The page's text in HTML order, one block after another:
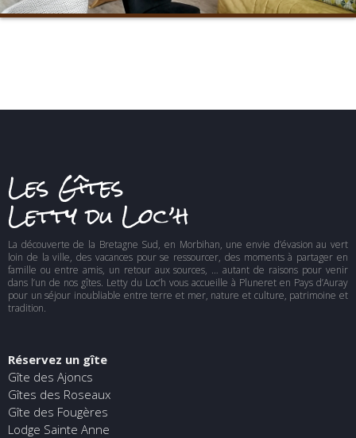
Les Gîtes
Letty du Loc’h
La découverte de la Bretagne Sud, en Morbihan, une envie d’évasion au vert
loin de la ville, des vacances pour se ressourcer, des moments à partager en
famille ou entre amis, un retour aux sources, … autant de raisons pour venir
dans l’un de nos gîtes. Letty du Loc’h vous accueille à Pluneret en Pays d’Auray
pour un séjour inoubliable entre terre et mer, nature et culture, patrimoine et
tradition.
Réservez un gîte
Gîte des Ajoncs
Gîtes des Roseaux
Gîte des Fougères
Lodge Sainte Anne